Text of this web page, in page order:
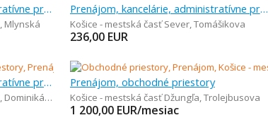
Prenájom, kancelárie, administratívne priestory, 1 m
, Mlynská
Prenájom, kancelárie, administratívne priestory, 20 m
Košice - mestská časť Sever,Tomášikova
236,00 EUR
Prenájom, kancelárie, administratívne priestory, 62 m
, Dominikánske námestie
Prenájom, obchodné priestory
Košice - mestská časť Džungľa,Trolejbusova
1 200,00 EUR/mesiac